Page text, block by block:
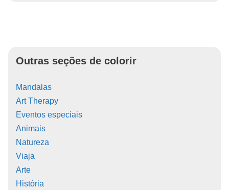
Outras seções de colorir
Mandalas
Art Therapy
Eventos especiais
Animais
Natureza
Viaja
Arte
História